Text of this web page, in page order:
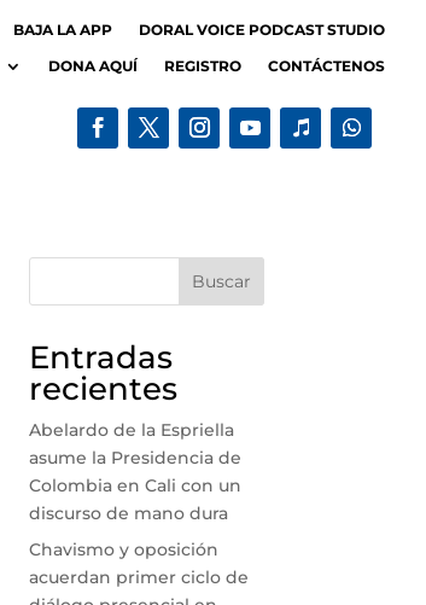
BAJA LA APP
DORAL VOICE PODCAST STUDIO
DONA AQUÍ REGISTRO CONTÁCTENOS
Buscar
Entradas
recientes
Abelardo de la Espriella
asume la Presidencia de
Colombia en Cali con un
discurso de mano dura
Chavismo y oposición
acuerdan primer ciclo de